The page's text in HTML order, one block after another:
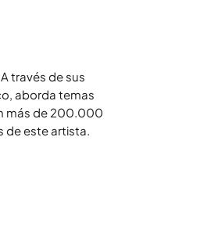
través de sus
aborda temas
más de 200.000
de este artista.